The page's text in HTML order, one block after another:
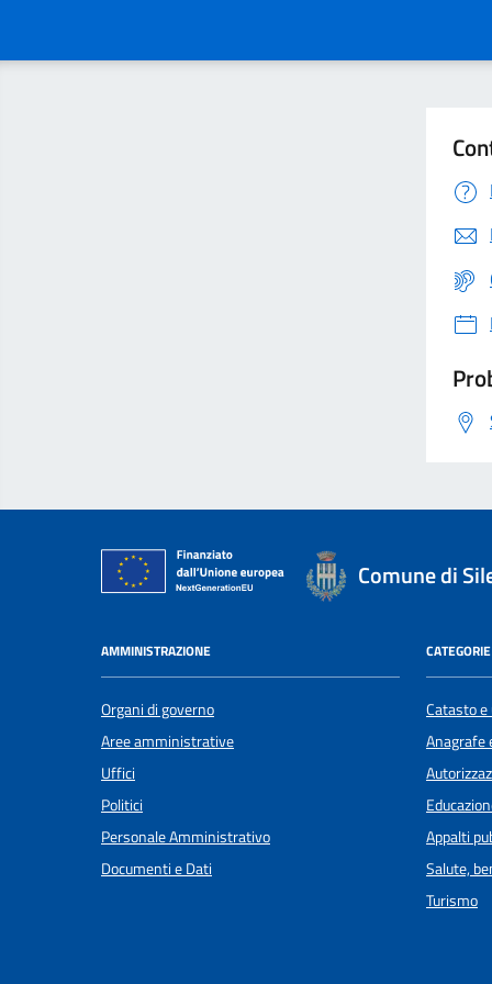
Comune di
AMMINISTRAZIONE
Organi di governo
Aree amministrative
Uffici
Politici
Personale Amministrativo
Documenti e Dati
Catasto
Anagrafe
Appalti
Salute,
Turismo